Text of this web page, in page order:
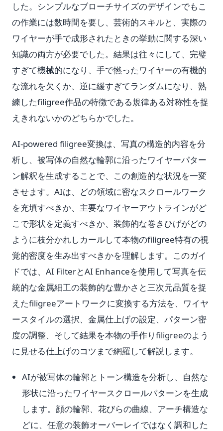
した。シンプルなブローチサイズのデザインでもこ
の作業には数時間を要し、芸術的スキルと、実際の
ワイヤーが手で成形されたときの挙動に関する深い
知識の両方が必要でした。結果は往々にして、完璧
すぎて機械的になり、手で撚ったワイヤーの有機的
な流れを欠くか、逆に緩すぎてランダムになり、熟
練したfiligree作品の特徴である規律ある対称性を捉
えきれないかのどちらかでした。
AI-powered filigree変換は、写真の構造的内容を分
析し、被写体の自然な輪郭に沿ったワイヤーパター
ン解釈を生成することで、この創造的な状況を一変
させます。AIは、どの領域に密なスクロールワーク
を充填すべきか、主要なワイヤーアウトラインがど
こで形状を定義すべきか、装飾的な巻きひげがどの
ように枝分かれしカールして本物のfiligree特有の視
覚的密度を生み出すべきかを理解します。このガイ
ドでは、AI FilterとAI Enhanceを使用して写真を伝
統的な金属細工の装飾的な豊かさと三次元品質を捉
えたfiligreeアートワークに変換する方法を、ワイヤ
ースタイルの選択、金属仕上げの設定、パターン密
度の調整、そして結果を本物の手作りfiligreeのよう
に見せる仕上げのコツまで網羅して解説します。
AIが被写体の輪郭とトーン構造を分析し、自然な
形状に沿ったワイヤースクロールパターンを生成
します。顔の輪郭、花びらの曲線、アーチ構造な
どに、任意の装飾オーバーレイではなく調和した